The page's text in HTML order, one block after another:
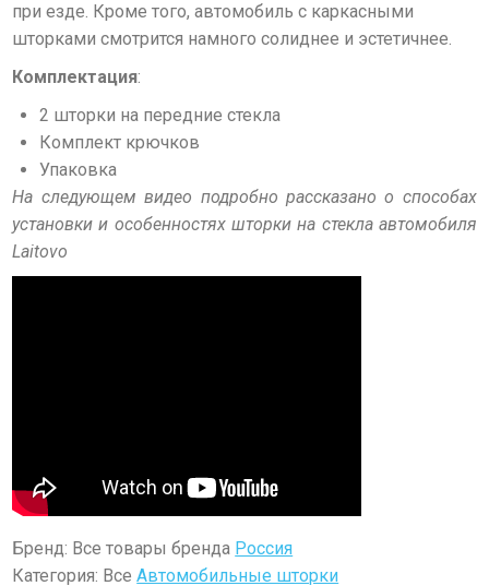
при езде. Кроме того, автомобиль с каркасными
шторками смотрится намного солиднее и эстетичнее.
Комплектация:
2 шторки на передние стекла
Комплект крючков
Упаковка
На следующем видео подробно рассказано о способах
установки и особенностях шторки на стекла автомобиля
Laitovo
Бренд: Все товары бренда Россия
Категория: ВсеАвтомобильные шторки